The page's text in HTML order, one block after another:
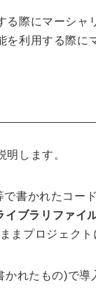
際にマーシャ
利用する際に
します。
書かれたコー
ブラリファイ
プロジェクト
れたもの)で導